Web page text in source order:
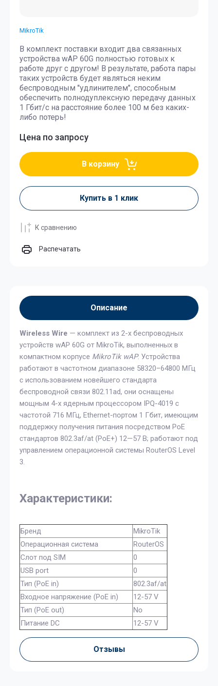
MikroTik
В комплект поставки входит два связанных
устройства wAP 60G полностью готовых к
работе друг с другом! В результате, работа пары
таких устройств будет являться неким
беспроводным "удлинителем", способным
обеспечить полнодуплексную передачу данных
1 Гбит/c на расстояние более 100 м без каких-
либо потерь!
Цена по запросу
В корзину
Купить в 1 клик
К сравнению
Распечатать
Описание
Wireless Wire — комплект из 2-х беспроводных
устройств wAP 60G от MikroTik, выполненных в
компактном корпусе MikroTik wAP. Устройства
работают в частотном диапазоне 58320–64800 МГц
с использованием новейшего стандарта
беспроводной связи 802.11ad, они оснащены
мощным 4-х ядерным процессором IPQ-4019 с
частотой 716 МГц, Ethernet-портом 1 Гбит, имеющим
поддержку получения питания посредством PoE
стандартов 802.3af/at (PoE+) 12—57 В; работают под
управлением операционной системы RouterOS Level
3.
Характеристики:
Бренд
MikroTik
Операционная система
RouterOS
Слот под SIM
0
USB port
0
Тип (PoE in)
802.3af/at
Входное напряжение (PoE in)
12-57 V
Тип (PoE out)
No
Питание DC
12-57 V
Отзывы